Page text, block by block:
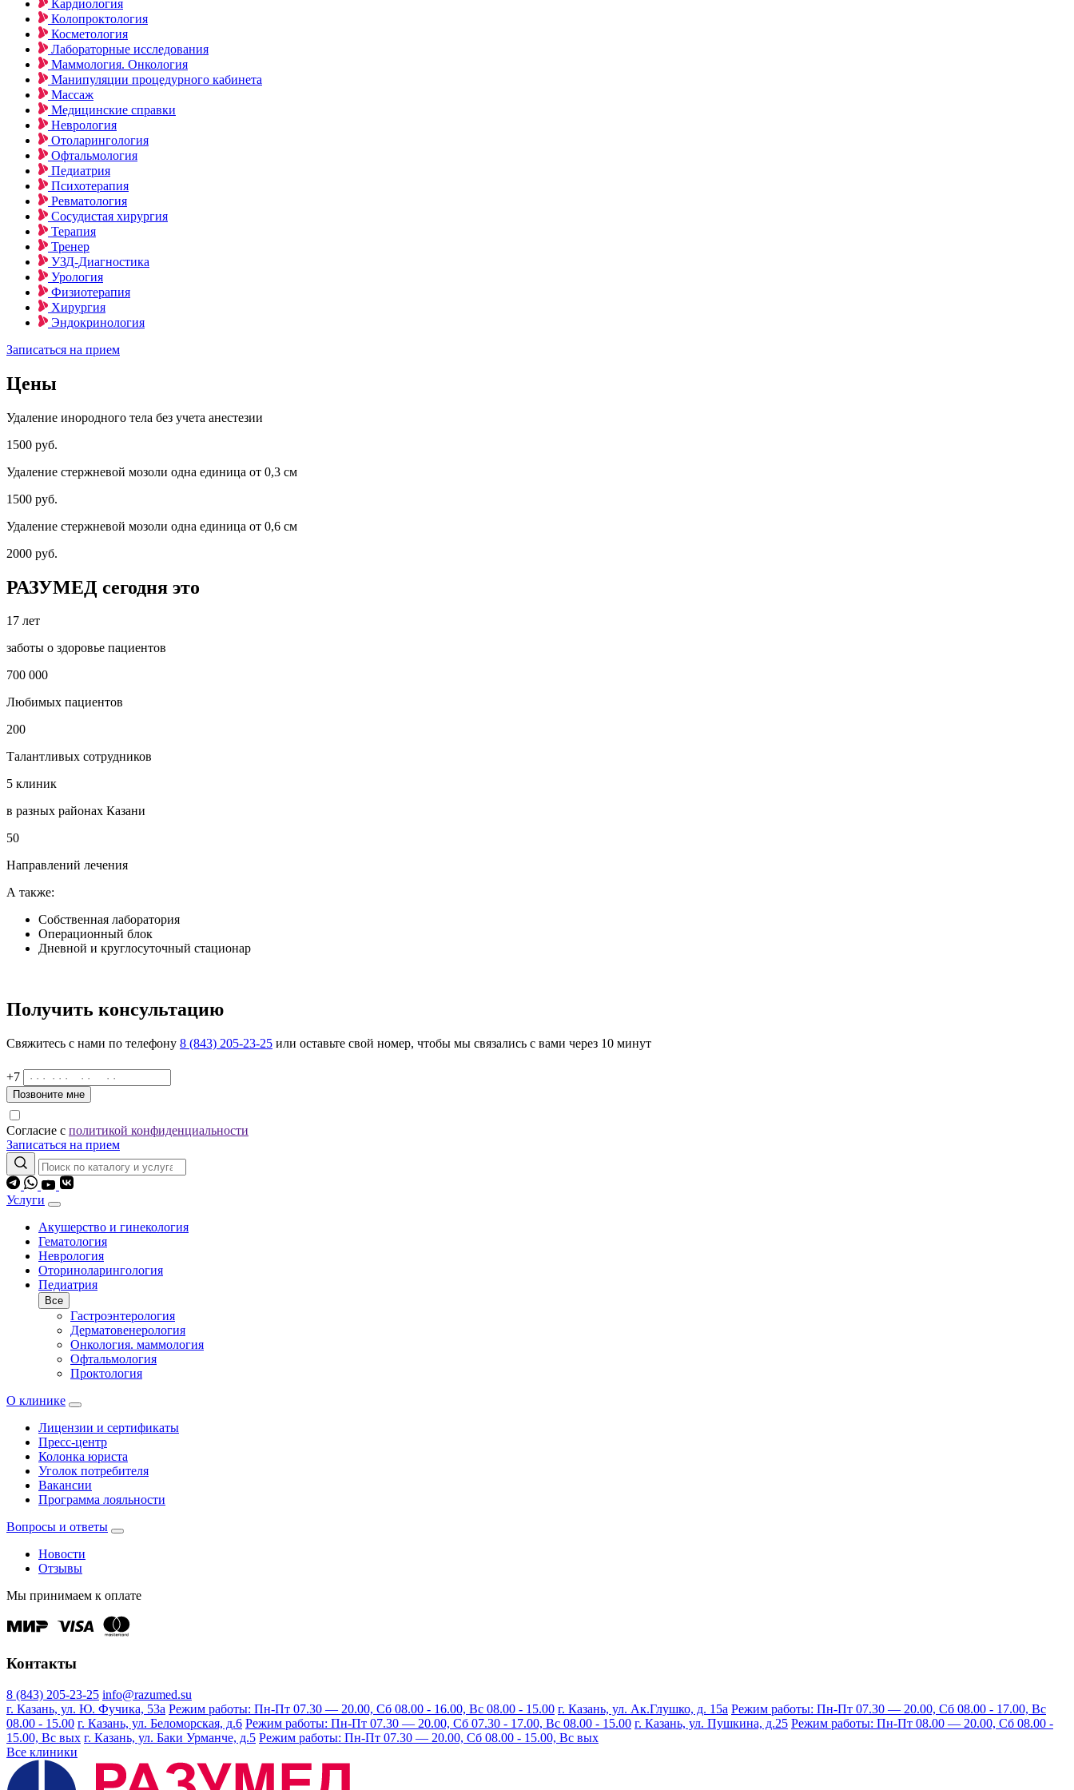
Кардиология
Колопроктология
Косметология
Лабораторные исследования
Маммология. Онкология
Манипуляции процедурного кабинета
Массаж
Медицинские справки
Неврология
Отоларингология
Офтальмология
Педиатрия
Психотерапия
Ревматология
Сосудистая хирургия
Терапия
Тренер
УЗД-Диагностика
Урология
Физиотерапия
Хирургия
Эндокринология
Записаться на прием
Цены
Удаление инородного тела без учета анестезии
1500 руб.
Удаление стержневой мозоли одна единица от 0,3 см
1500 руб.
Удаление стержневой мозоли одна единица от 0,6 см
2000 руб.
РАЗУМЕД сегодня это
17 лет
заботы о здоровье пациентов
700 000
Любимых пациентов
200
Талантливых сотрудников
5 клиник
в разных районах Казани
50
Направлений лечения
А также:
Собственная лаборатория
Операционный блок
Дневной и круглосуточный стационар
Получить консультацию
Свяжитесь с нами по телефону 8 (843) 205-23-25 или оставьте свой номер, чтобы мы связались с вами через 10 минут
+7
Позвоните мне
Согласие с политикой конфиденциальности
Записаться на прием
Услуги
Акушерство и гинекология
Гематология
Неврология
Оториноларингология
Педиатрия
Все
Гастроэнтерология
Дерматовенерология
Онкология. маммология
Офтальмология
Проктология
О клинике
Лицензии и сертификаты
Пресс-центр
Колонка юриста
Уголок потребителя
Вакансии
Программа лояльности
Вопросы и ответы
Новости
Отзывы
Мы принимаем к оплате
Контакты
8 (843) 205-23-25 info@razumed.su
г. Казань, ул. Ю. Фучика, 53а Режим работы: Пн-Пт 07.30 — 20.00, Сб 08.00 - 16.00, Вс 08.00 - 15.00 г. Казань, ул. Ак.Глушко, д. 15а Режим работы: Пн-Пт 07.30 — 20.00, Сб 08.00 - 17.00, Вс
08.00 - 15.00 г. Казань, ул. Беломорская, д.6 Режим работы: Пн-Пт 07.30 — 20.00, Сб 07.30 - 17.00, Вс 08.00 - 15.00 г. Казань, ул. Пушкина, д.25 Режим работы: Пн-Пт 08.00 — 20.00, Сб 08.00 -
15.00, Вс вых г. Казань, ул. Баки Урманче, д.5 Режим работы: Пн-Пт 07.30 — 20.00, Сб 08.00 - 15.00, Вс вых
Все клиники